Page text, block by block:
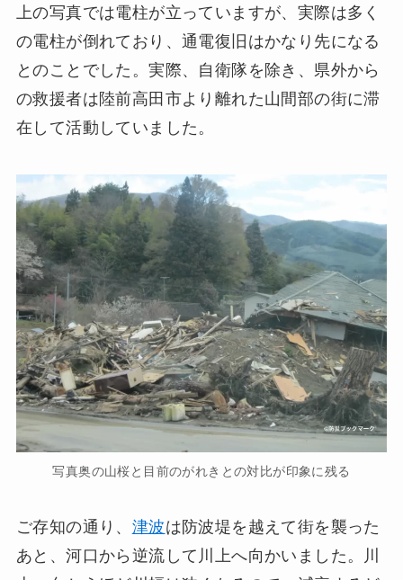
上の写真では電柱が立っていますが、実際は多く
の電柱が倒れており、通電復旧はかなり先になる
とのことでした。実際、自衛隊を除き、県外から
の救援者は陸前高田市より離れた山間部の街に滞
在して活動していました。
写真奥の山桜と目前のがれきとの対比が印象に残る
ご存知の通り、 津波は防波堤を越えて街を襲った
あと、河口から逆流して川上へ向かいました。川